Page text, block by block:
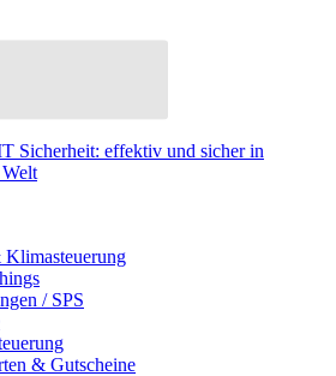
Sicherheit: effektiv und sicher in
/ SPS
& Gutscheine